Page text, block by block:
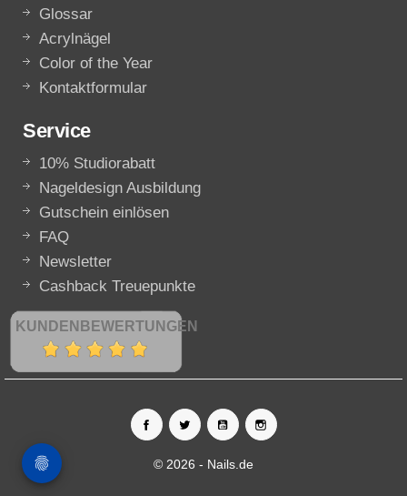
Glossar
Acrylnägel
Color of the Year
Kontaktformular
Service
10% Studiorabatt
Nageldesign Ausbildung
Gutschein einlösen
FAQ
Newsletter
Cashback Treuepunkte
KUNDENBEWERTUNGEN
© 2026 - Nails.de